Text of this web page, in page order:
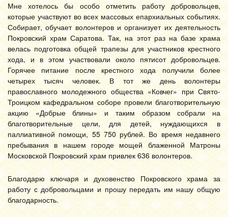
Мне хотелось бы особо отметить работу добровольцев,
которые участвуют во всех массовых епархиальных событиях.
Собирает, обучает волонтеров и организует их деятельность
Покровский храм Саратова. Так, на этот раз на базе храма
велась подготовка общей трапезы для участников крестного
хода, и в этом участвовали около пятисот добровольцев.
Горячее питание после крестного хода получили более
четырех тысяч человек. В тот же день волонтеры
православного молодежного общества «Ковчег» при Свято-
Троицком кафедральном соборе провели благотворительную
акцию «Добрые блины» и таким образом собрали на
благотворительные цели, для детей, нуждающихся в
паллиативной помощи, 55 750 рублей. Во время недавнего
пребывания в нашем городе мощей блаженной Матроны
Московской Покровский храм привлек 636 волонтеров.
Благодарю ключаря и духовенство Покровского храма за
работу с добровольцами и прошу передать им нашу общую
благодарность.